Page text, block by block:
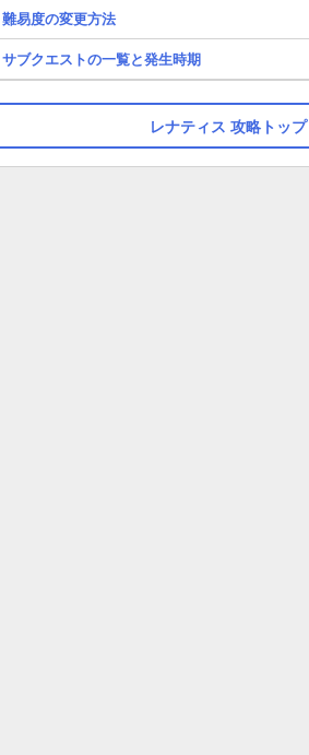
難易度の変更方法
サブクエストの一覧と発生時期
レナティス 攻略トップ